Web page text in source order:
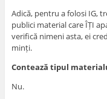
Adică, pentru a folosi IG,
publici material care ÎȚI
verifică nimeni asta, ei
minți.
Contează tipul
Nu.